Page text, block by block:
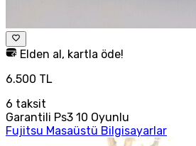
Elden al, kartla öde!
6.500 TL
6 taksit
Garantili Ps3 10 Oyunlu
Fujitsu Masaüstü Bilgisayarlar